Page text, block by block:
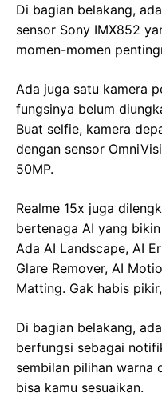
Di bagian belakang,
sensor Sony IMX852
momen-momen
Ada juga satu kamera
fungsinya belum
Buat selfie, kamera
dengan sensor
50MP.
Realme 15x juga
bertenaga AI yang
Ada AI Landscape, AI
Glare Remover, AI
Matting. Gak habis
Di bagian belakang,
berfungsi sebagai
sembilan pilihan warna
bisa kamu sesuaikan.